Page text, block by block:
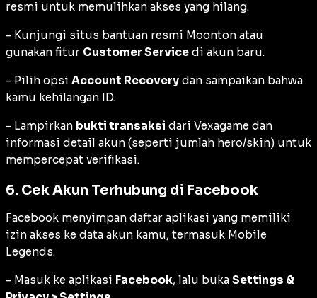
resmi untuk memulihkan akses yang hilang.
- Kunjungi situs bantuan resmi Moonton atau
gunakan fitur Customer Service di akun baru.
- Pilih opsi Account Recovery dan sampaikan bahwa
kamu kehilangan ID.
- Lampirkan bukti transaksi dari Vexagame dan
informasi detail akun (seperti jumlah hero/skin) untuk
mempercepat verifikasi.
6. Cek Akun Terhubung di Facebook
Facebook menyimpan daftar aplikasi yang memiliki
izin akses ke data akun kamu, termasuk Mobile
Legends.
- Masuk ke aplikasi Facebook, lalu buka Settings &